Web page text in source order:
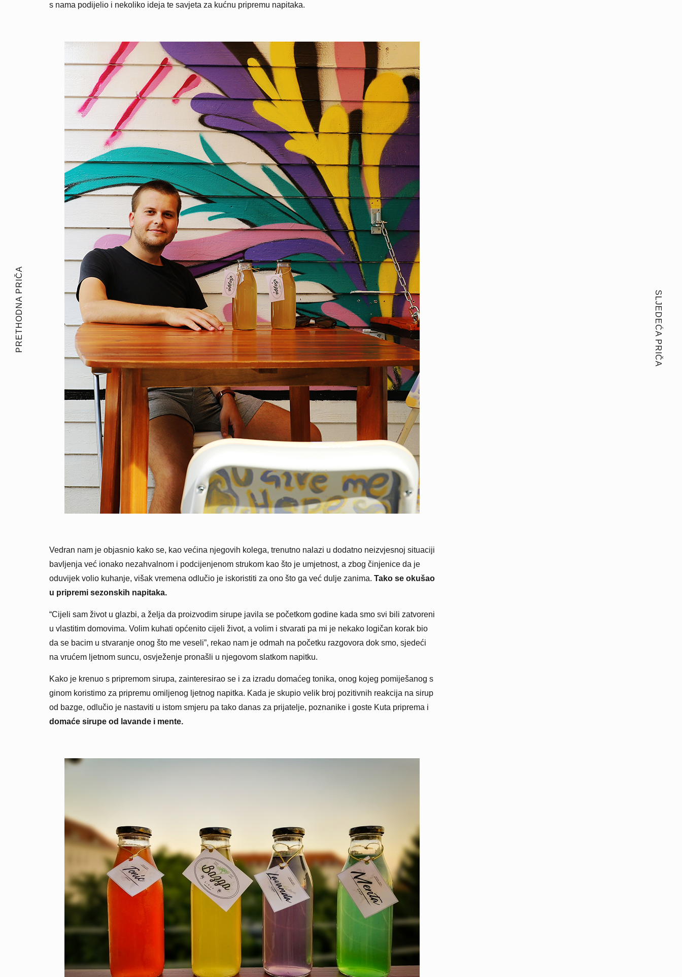
PRETHODNA PRIČA SLJEDEĆA PRIČA
s nama podijelio i nekoliko ideja te savjeta za kućnu pripremu napitaka.
Vedran nam je objasnio kako se, kao većina njegovih kolega, trenutno nalazi u dodatno neizvjesnoj situaciji
bavljenja već ionako nezahvalnom i podcijenjenom strukom kao što je umjetnost, a zbog činjenice da je
oduvijek volio kuhanje, višak vremena odlučio je iskoristiti za ono što ga već dulje zanima. Tako se okušao
u pripremi sezonskih napitaka.
“Cijeli sam život u glazbi, a želja da proizvodim sirupe javila se početkom godine kada smo svi bili zatvoreni
u vlastitim domovima. Volim kuhati općenito cijeli život, a volim i stvarati pa mi je nekako logičan korak bio
da se bacim u stvaranje onog što me veseli”, rekao nam je odmah na početku razgovora dok smo, sjedeći
na vrućem ljetnom suncu, osvježenje pronašli u njegovom slatkom napitku.
Kako je krenuo s pripremom sirupa, zainteresirao se i za izradu domaćeg tonika, onog kojeg pomiješanog s
ginom koristimo za pripremu omiljenog ljetnog napitka. Kada je skupio velik broj pozitivnih reakcija na sirup
od bazge, odlučio je nastaviti u istom smjeru pa tako danas za prijatelje, poznanike i goste Kuta priprema i
domaće sirupe od lavande i mente.